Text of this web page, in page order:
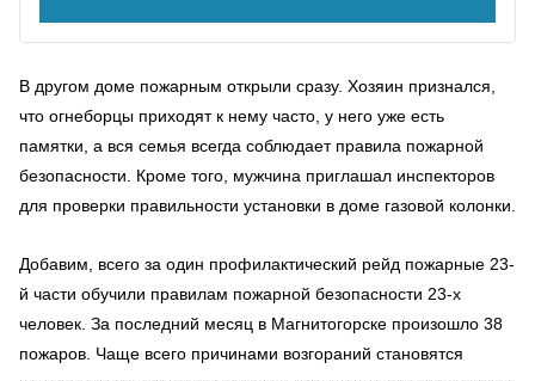
В другом доме пожарным открыли сразу. Хозяин признался,
что огнеборцы приходят к нему часто, у него уже есть
памятки, а вся семья всегда соблюдает правила пожарной
безопасности. Кроме того, мужчина приглашал инспекторов
для проверки правильности установки в доме газовой колонки.
Добавим, всего за один профилактический рейд пожарные 23-
й части обучили правилам пожарной безопасности 23-х
человек. За последний месяц в Магнитогорске произошло 38
пожаров. Чаще всего причинами возгораний становятся